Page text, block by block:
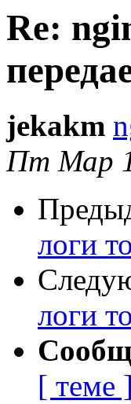
Re:
jekakm
Пт Мар
логи
логи
[ теме ]